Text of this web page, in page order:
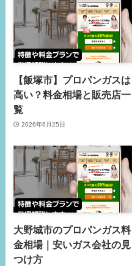
【飯塚市】プロパンガスは
高い？料金相場と販売店一
覧
2026年6月25日
大野城市のプロパンガス料
金相場｜安いガス会社の見
つけ方